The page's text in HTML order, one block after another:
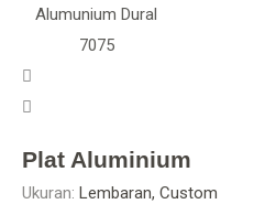
Plat Aluminium
Ukuran: Lembaran, Custom